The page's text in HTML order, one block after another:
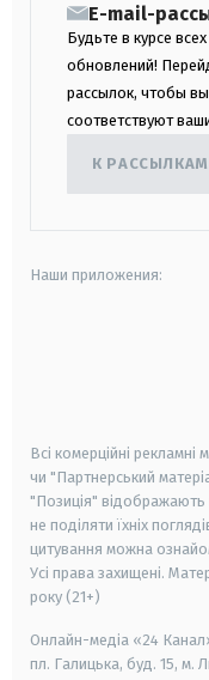
E-mail-
Будьте в курсе
обновлений!
рассылок, чтобы
соответствуют
К РАССЫЛКАМ
Наши приложения:
Всі комерційні
чи "Партнерський
"Позиція" відображають
не поділяти їхніх
цитування можна
Усі права захищені.
року (21+)
Онлайн-медіа «24
пл. Галицька, буд. 15, м.